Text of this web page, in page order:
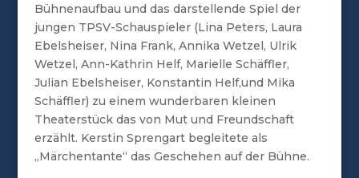
Bühnenaufbau und das darstellende Spiel der
jungen TPSV-Schauspieler (Lina Peters, Laura
Ebelsheiser, Nina Frank, Annika Wetzel, Ulrik
Wetzel, Ann-Kathrin Helf, Marielle Schäffler,
Julian Ebelsheiser, Konstantin Helf,und Mika
Schäffler) zu einem wunderbaren kleinen
Theaterstück das von Mut und Freundschaft
erzählt. Kerstin Sprengart begleitete als
„Märchentante“ das Geschehen auf der Bühne.